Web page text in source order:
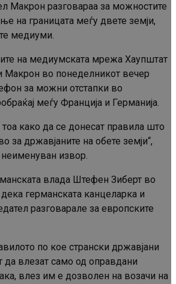
Макрон разговараа за можностите
на границата меѓу двете земји,
медиуми.
на медиумската мрежа Хаупштат
Макрон во понеделникот вечер
за можни отстапки во
меѓу Франција и Германија.
како да се донесат правила што
за државјаните на обете земји“,
извор.
влада Штефен Зиберт во
германската канцеларка и
разговарале за европските
по кое странски државјани
да влезат само од оправдани
влез им е дозволен на возачи на